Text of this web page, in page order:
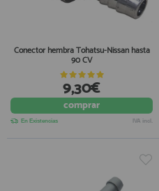
Conector hembra Tohatsu-Nissan hasta
90 CV
9,30€
comprar
En Existencias IVA incl.